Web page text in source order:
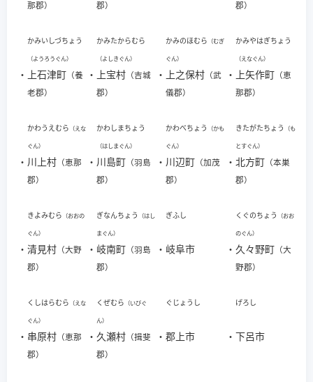
那郡）
郡）
郡）
かみいしづちょう
（ようろうぐん）
かみたからむら
（よしきぐん）
かみのほむら （むぎ
ぐん）
かみやはぎちょう
（えなぐん）
・ 上石津町 （養
老郡）
・ 上宝村 （吉城
郡）
・ 上之保村 （武
儀郡）
・ 上矢作町 （恵
那郡）
かわうえむら （えな
ぐん）
かわしまちょう
（はしまぐん）
かわべちょう （かも
ぐん）
きたがたちょう （も
とすぐん）
・ 川上村 （恵那
郡）
・ 川島町 （羽島
郡）
・ 川辺町 （加茂
郡）
・ 北方町 （本巣
郡）
きよみむら （おおの
ぐん）
ぎなんちょう （はし
まぐん）
ぎふし くぐのちょう （おお
のぐん）
・ 清見村 （大野
郡）
・ 岐南町 （羽島
郡）
・ 岐阜市 ・ 久々野町 （大
野郡）
くしはらむら （えな
ぐん）
くぜむら （いびぐ
ん）
ぐじょうし げろし
・ 串原村 （恵那
郡）
・ 久瀬村 （揖斐
郡）
・ 郡上市 ・ 下呂市